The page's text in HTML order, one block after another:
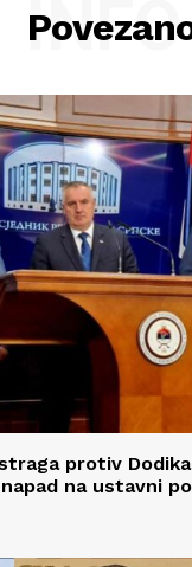
INFO
protiv
na ustavni